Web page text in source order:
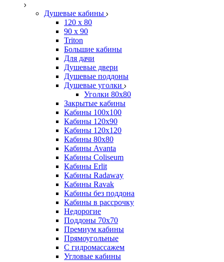
Душевые кабины
120 x 80
90 х 90
Triton
Большие кабины
Для дачи
Душевые двери
Душевые поддоны
Душевые уголки
Уголки 80х80
Закрытые кабины
Кабины 100x100
Кабины 120x90
Кабины 120х120
Кабины 80х80
Кабины Avanta
Кабины Coliseum
Кабины Erlit
Кабины Radaway
Кабины Ravak
Кабины без поддона
Кабины в рассрочку
Недорогие
Поддоны 70x70
Премиум кабины
Прямоугольные
С гидромассажем
Угловые кабины